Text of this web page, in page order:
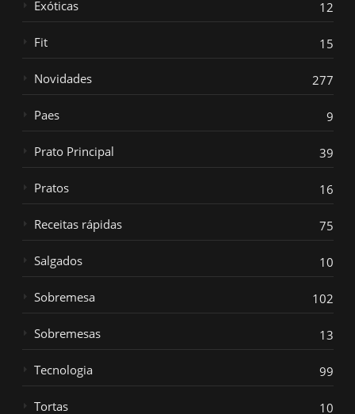
Exóticas 12
Fit 15
Novidades 277
Paes 9
Prato Principal 39
Pratos 16
Receitas rápidas 75
Salgados 10
Sobremesa 102
Sobremesas 13
Tecnologia 99
Tortas 10